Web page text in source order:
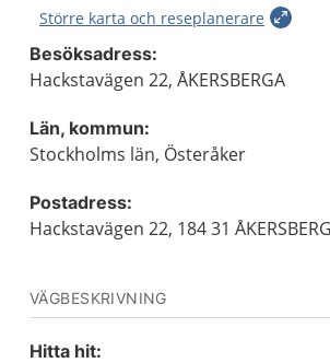
Större karta och reseplanerare
Besöksadress:
Hackstavägen 22, ÅKERSBERGA
Län, kommun:
Stockholms län, Österåker
Postadress:
Hackstavägen 22, 184 31
VÄGBESKRIVNING
Hitta hit: